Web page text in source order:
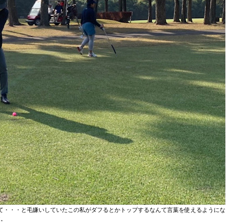
・・と毛嫌いしていたこの私がダフるとかトップするなんて言葉を使えるようにな